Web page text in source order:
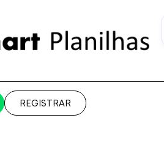
REGISTRAR